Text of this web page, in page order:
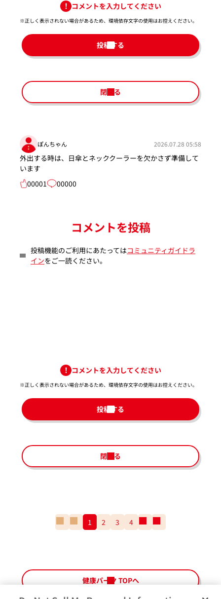
コメントを入力してください
※正しく表示されない場合があるため、環境依存文字の使用はお控えください。​
投稿する
閉じる
ぽんちゃん 2026.07.28 05:58
外出する時は、日傘とネッククーラーを欠かさず準備して
います
00001
00000
コメントを投稿
投稿機能のご利用にあたってはコミュニティガイドラ
インをご一読ください。
コメントを入力してください
※正しく表示されない場合があるため、環境依存文字の使用はお控えください。​
投稿する
閉じる
番
ペ
ー
ジ
の
1 2 3 4
の
番
ペ
ー
健康パーク TOPへ